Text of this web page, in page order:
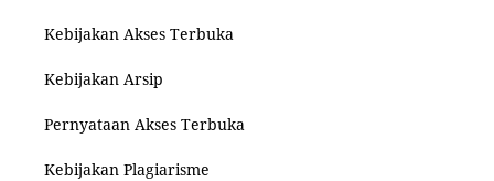
Kebijakan Akses Terbuka
Kebijakan Arsip
Pernyataan Akses Terbuka
Kebijakan Plagiarisme